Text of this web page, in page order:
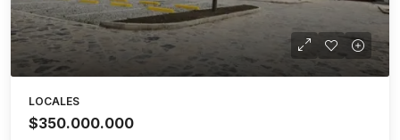
LOCALES
$350.000.000